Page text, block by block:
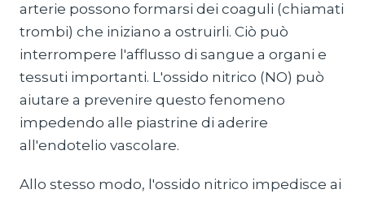
arterie possono formarsi dei coaguli (chiamati
trombi) che iniziano a ostruirli. Ciò può
interrompere l'afflusso di sangue a organi e
tessuti importanti. L'ossido nitrico (NO) può
aiutare a prevenire questo fenomeno
impedendo alle piastrine di aderire
all'endotelio vascolare.
Allo stesso modo, l'ossido nitrico impedisce ai